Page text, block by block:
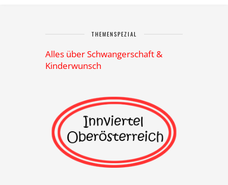
THEMENSPEZIAL
Alles über Schwangerschaft &
Kinderwunsch